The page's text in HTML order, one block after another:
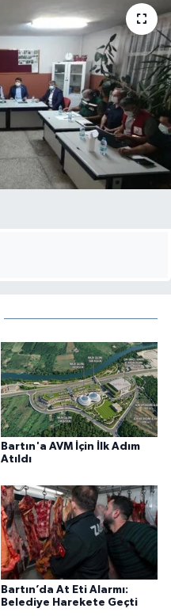
Bartın'a AVM İçin İlk Adım
Atıldı
Bartın’da At Eti Alarmı:
Belediye Harekete Geçti